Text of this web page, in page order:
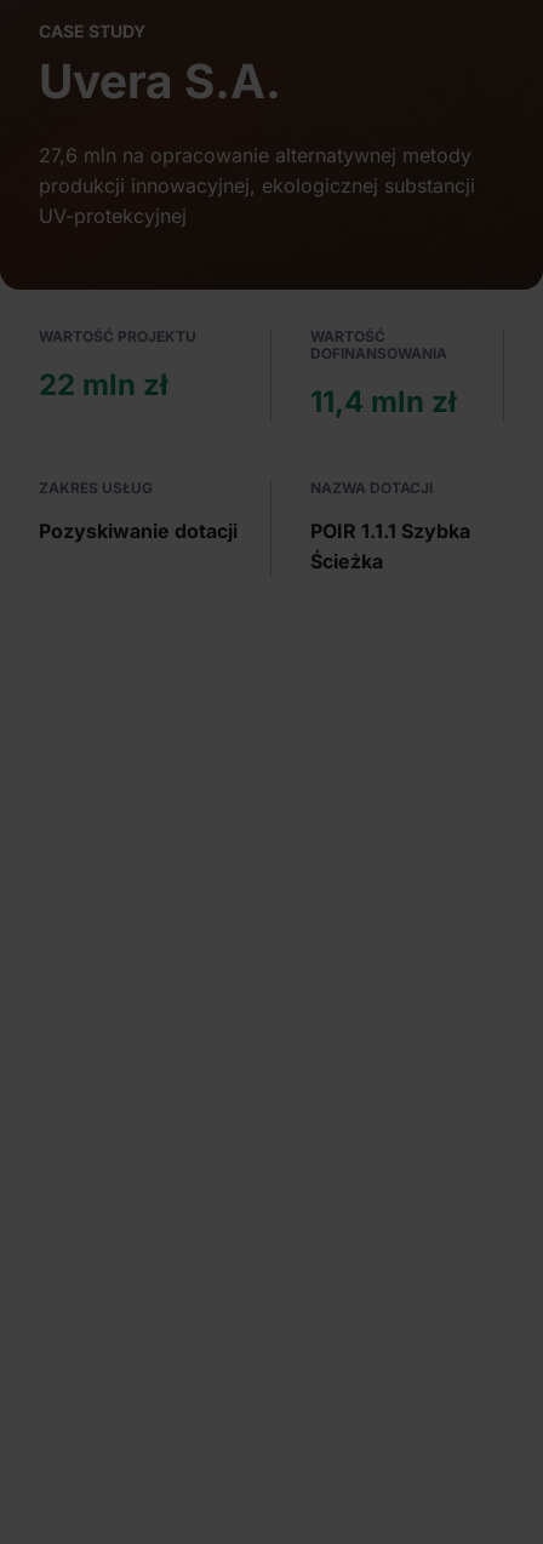
otrzymanymi od Ciebie lub uzyskanymi podczas
korzystania z ich usług.
CASE STUDY
Uvera S.A.
27,6 mln na opracowanie alternatywnej metody
produkcji innowacyjnej, ekologicznej substancji
UV-protekcyjnej
WARTOŚĆ PROJEKTU
22 mln zł
WARTOŚĆ
DOFINANSOWANIA
11,4 mln zł
ZAKRES USŁUG
Pozyskiwanie dotacji
NAZWA DOTACJI
POIR 1.1.1 Szybka
Ścieżka